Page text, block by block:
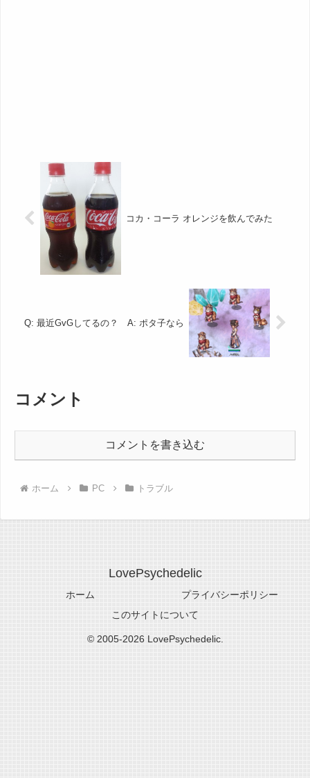
コカ・コーラ オレンジを飲んでみた
Q: 最近GvGしてるの？ A: ポタ子なら
コメント
コメントを書き込む
ホーム PC トラブル
LovePsychedelic
ホーム
プライバシーポリシー
このサイトについて
© 2005-2026 LovePsychedelic.